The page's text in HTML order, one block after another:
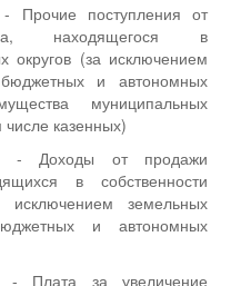
Прочие поступления от
находящегося в
округов (за исключением
и автономных
муниципальных
казенных)
- Доходы от продажи
в собственности
исключением земельных
и автономных
- Плата за увеличение